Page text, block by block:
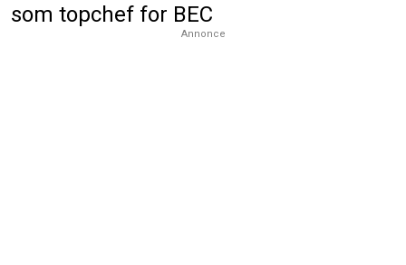
som topchef for BEC
Annonce